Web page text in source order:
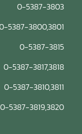
คณบดีคณะ
ศาสตราจารย์ตะวัน
ร์ มหาวิทยาลัย
การ คณะเทคโนโลยี
คณะวิทยาศาสตร์
นคุณภาพการศึกษา
Criteria for
าศัยกระบวนการ
จากผู้ทรงคุณวุฒิ
0-5387-3803
5387-3800,3801
0-5387-3815
0-5387-3817,3818
0-5387-3810,3811
0-5387-3819,3820